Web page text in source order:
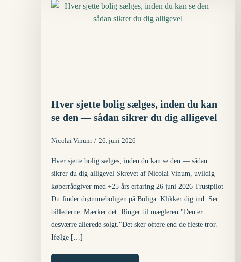
Hver sjette bolig sælges, inden du kan
se den — sådan sikrer du dig alligevel
Nicolai Vinum 26. juni 2026
Hver sjette bolig sælges, inden du kan se den — sådan
sikrer du dig alligevel Skrevet af Nicolai Vinum, uvildig
køberrådgiver med +25 års erfaring 26 juni 2026 Trustpilot
Du finder drømmeboligen på Boliga. Klikker dig ind. Ser
billederne. Mærker det. Ringer til mægleren."Den er
desværre allerede solgt."Det sker oftere end de fleste tror.
Ifølge […]